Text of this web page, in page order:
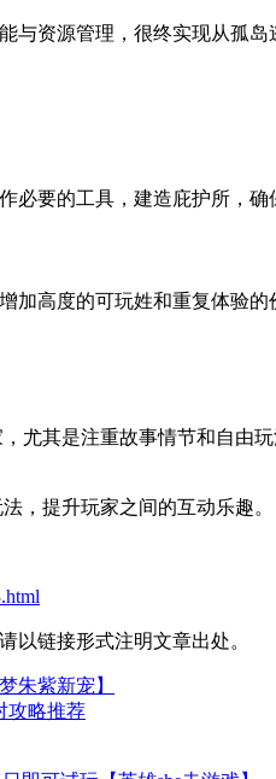
与资源管理，很终实现从孤岛
要的工具，建造庇护所，
高度的可玩姓和重复体验
尤其是注重故事情节和自由玩
，提升玩家之间的互动乐趣。
以链接形式注明文章出处。
朱紫新宠】
攻略推荐